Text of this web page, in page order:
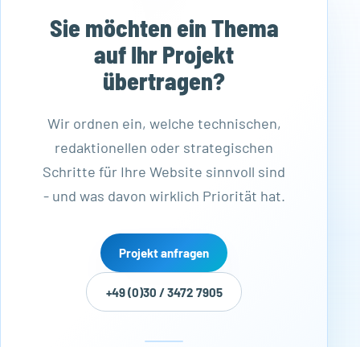
Sie möchten ein Thema
auf Ihr Projekt
übertragen?
Wir ordnen ein, welche technischen,
redaktionellen oder strategischen
Schritte für Ihre Website sinnvoll sind
- und was davon wirklich Priorität hat.
Projekt anfragen
+49 (0)30 / 3472 7905